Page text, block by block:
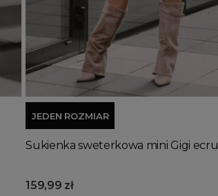
Dodaj do koszyka
JEDEN ROZMIAR
Sukienka sweterkowa mini Gigi ecru
159,99 zł